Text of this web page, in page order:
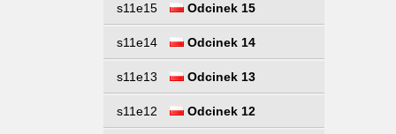
s11e15 Odcinek 15
s11e14 Odcinek 14
s11e13 Odcinek 13
s11e12 Odcinek 12